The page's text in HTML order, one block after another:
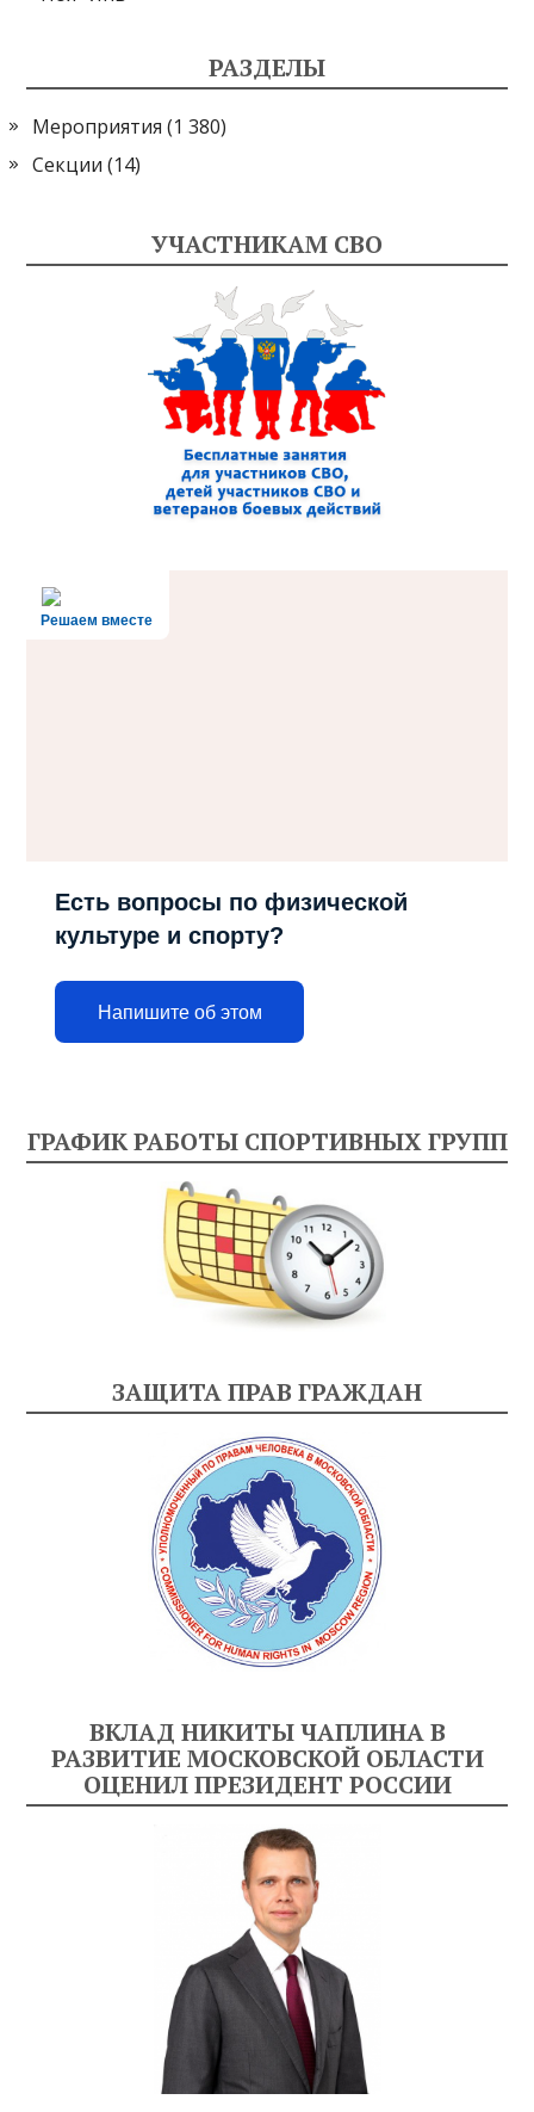
РАЗДЕЛЫ
Мероприятия (1 380)
Секции (14)
УЧАСТНИКАМ СВО
Решаем вместе
Есть вопросы по физической
культуре и спорту?
Напишите об этом
ГРАФИК РАБОТЫ СПОРТИВНЫХ ГРУПП
ЗАЩИТА ПРАВ ГРАЖДАН
ВКЛАД НИКИТЫ ЧАПЛИНА В
РАЗВИТИЕ МОСКОВСКОЙ ОБЛАСТИ
ОЦЕНИЛ ПРЕЗИДЕНТ РОССИИ